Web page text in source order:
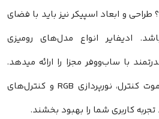
اسپیکر نیز باید با فضای
مدل‌های رومیزی
مجزا را ارائه میدهد.
همچنین، امکاناتی نظیر ریموت کنترل، نورپردازی RGB و کنترل‌های
را بهبود بخشند.